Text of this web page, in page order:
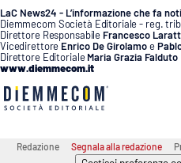
Food
Storie
LaC News24 - L’informazione che fa
Diemmecom Società Editoriale - reg.
Direttore Responsabile Francesco
Vicedirettore Enrico De Girolamoe
Direttore Editoriale Maria Grazia Falduto
www.diemmecom.it
Redazione Segnala alla redazione